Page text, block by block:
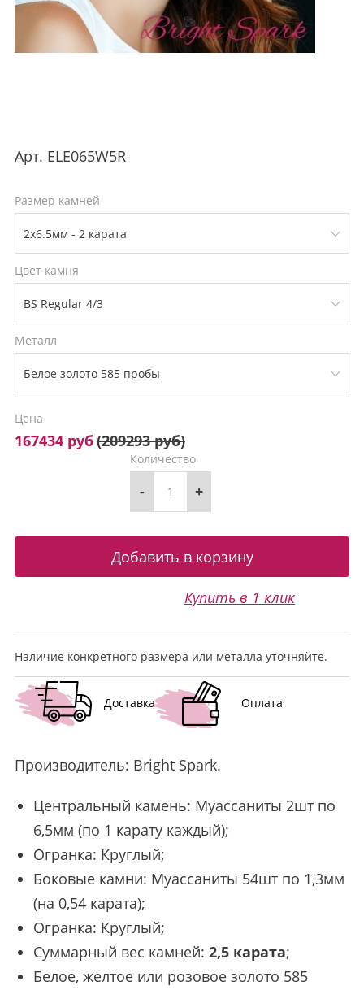
Арт. ELE065W5R
Размер камней
Цвет камня
Металл
Цена
167434 руб(209293 руб)
Количество
- +
Купить в 1 клик
Наличие конкретного размера или металла уточняйте.
Доставка Оплата
Производитель: Bright Spark.
Центральный камень: Муассаниты 2шт по
6,5мм (по 1 карату каждый);
Огранка: Круглый;
Боковые камни: Муассаниты 54шт по 1,3мм
(на 0,54 карата);
Огранка: Круглый;
Суммарный вес камней: 2,5 карата;
Белое, желтое или розовое золото 585